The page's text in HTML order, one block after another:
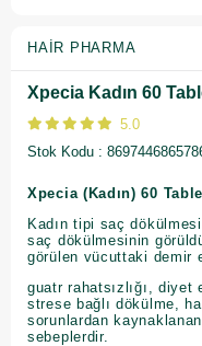
HAIR PHARMA
Xpecia Kadın 60
5.0
Stok Kodu
Xpecia (Kadın) 60
Kadın tipi saç
saç dökülmesinin
görülen vücuttaki demir
guatr rahatsızlığı,
strese bağlı dökülme,
sorunlardan
sebeplerdir.